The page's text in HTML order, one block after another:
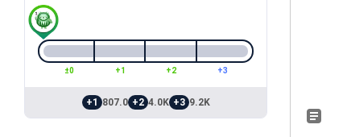
±0 +1 +2 +3
+1 807.0 +2 4.0K +3 9.2K